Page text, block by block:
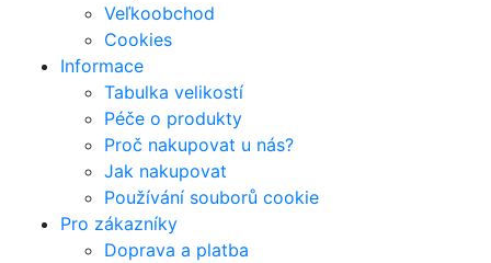
Veľkoobchod
Cookies
Informace
Tabulka velikostí
Péče o produkty
Proč nakupovat u nás?
Jak nakupovat
Používání souborů cookie
Pro zákazníky
Doprava a platba